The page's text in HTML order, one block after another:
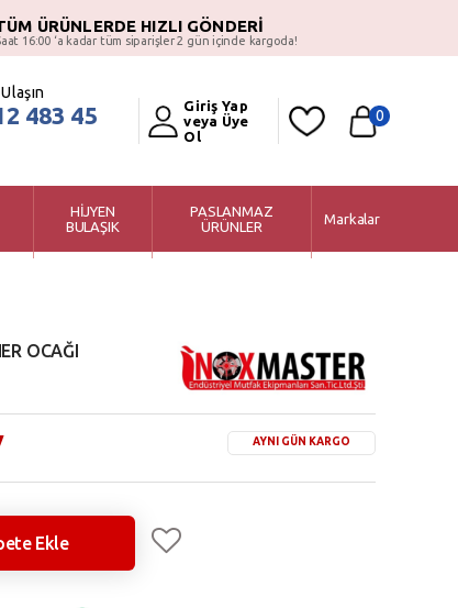
ÜRÜNLERDE HIZLI GÖNDERİ
16:00 ‘a kadar tüm siparişler 2 gün içinde kargoda!
483 45
Giriş Yap
veya Üye
Ol
0
HİJYEN
BULAŞIK
PASLANMAZ
ÜRÜNLER
Markalar
OCAĞI
AYNI GÜN KARGO
Ekle